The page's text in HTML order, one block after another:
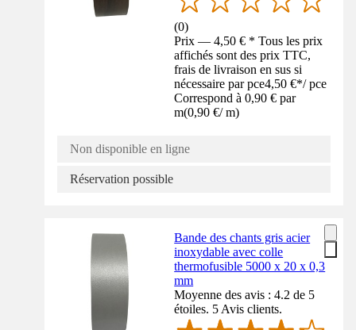
(0)
Prix — 4,50 € * Tous les prix
affichés sont des prix TTC,
frais de livraison en sus si
nécessaire par pce4,50 €*/ pce
Correspond à 0,90 € par
m(0,90 €/ m)
Non disponible en ligne
Réservation possible
Bande des chants gris acier
inoxydable avec colle
thermofusible 5000 x 20 x 0,3
mm
Moyenne des avis : 4.2 de 5
étoiles. 5 Avis clients.